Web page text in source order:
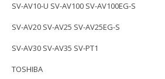
SV-AV10-U SV-AV100 SV-AV100EG-S
SV-AV20 SV-AV25 SV-AV25EG-S
SV-AV30 SV-AV35 SV-PT1
TOSHIBA